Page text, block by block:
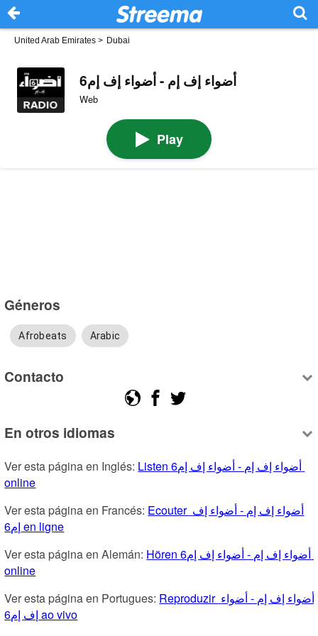
United Arab Emirates > Dubai
أضواء إف إم - أضواء إف إم6
Web
Play
Géneros
Afrobeats Arabic
Contacto
En otros idiomas
Ver esta página en Inglés: Listen أضواء إف إم - أضواء إف إم6
online
Ver esta página en Francés: Ecouter أضواء إف إم - أضواء إف
إم6 en ligne
Ver esta página en Alemán: Hören أضواء إف إم - أضواء إف إم6
online
Ver esta página en Portugues: Reproduzir أضواء إف إم - أضواء
إف إم6 ao vivo